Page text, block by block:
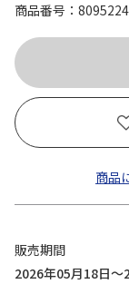
商品番号
商品
販売期間
2026年05月18日～